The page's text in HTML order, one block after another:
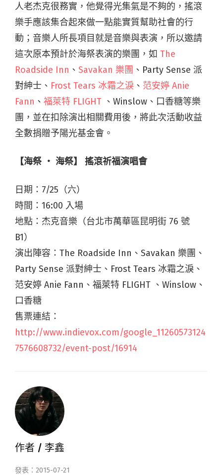
人老杰克很務實，他覺得光集氣是不夠的，搖滾
樂手應該集合起來做一點能實質幫助社會的行
動；音樂人所長項目就是音樂與表演，所以邀請
這次原本預計於海祭表演的樂團，如 The
Roadside Inn 、 Savakan 樂團 、Party Sense 派
對紳士、 Frost Tears 冰霜之淚 、 范安婷 Anie
Fann 、 福萊特 FLIGHT 、Winslow、口香糖等樂
團，並在扣除演出相關費用後，將此次活動收益
全數捐贈予陽光基金會。
【海祭 ‧ 海祭】 搖滾祈福演唱會
日期：7/25（六）
時間：16:00 入場
地點：杰克音樂（台北市萬華區昆明街 76 號
B1）
演出陣容：The Roadside Inn、Savakan 樂團、
Party Sense 派對紳士、Frost Tears 冰霜之淚、
范安婷 Anie Fann、福萊特 FLIGHT 、Winslow、
口香糖
售票連結：
http://www.indievox.com/google_11260573124
7576608732/event-post/16914
作者 / 李鑫
發表：2015-07-21